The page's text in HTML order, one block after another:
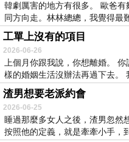
韓劇厲害的地方有很多。 歐爸
同方向走。林林總總，我覺得最
工單上沒有的項目
2026-06-26
上個月你跟我說，你想離婚。
樣的婚姻生活沒辦法再過下去。
渣男想要老派約會
2026-06-25
睡過那麼多女人之後，渣男忽然
按照他的定義，就是牽牽小手，